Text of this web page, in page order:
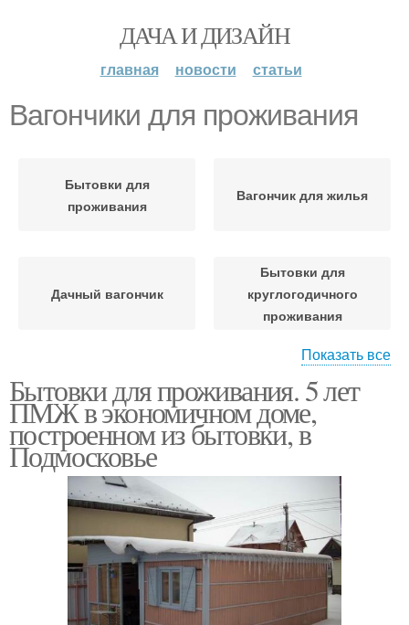
ДАЧА И ДИЗАЙН
главная новости статьи
Вагончики для проживания
Бытовки для
проживания
Вагончик для жилья
Дачный вагончик
Бытовки для
круглогодичного
проживания
проживания
Вагончик для
проживания
Показать все
Бытовки для проживания. 5 лет
ПМЖ в экономичном доме,
построенном из бытовки, в
Подмосковье